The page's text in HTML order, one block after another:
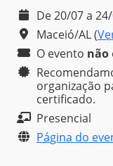
De 20/07 a
Maceió/AL(
O evento não
organização
certificado.
Presencial
Página do